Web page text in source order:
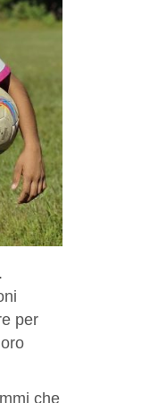
per
che